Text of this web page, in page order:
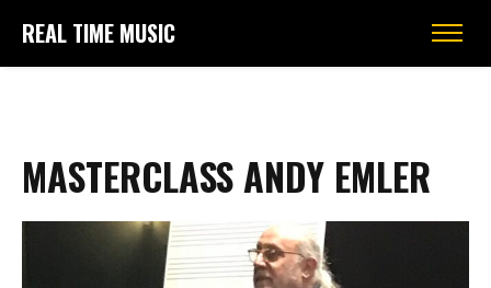
REAL TIME MUSIC
MASTERCLASS ANDY EMLER